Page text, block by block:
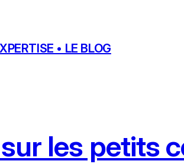
• LE BLOG
les petits